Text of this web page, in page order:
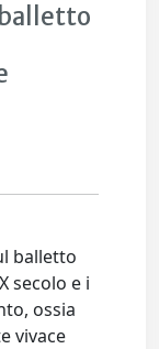
balletto
secolo e i
ossia
vivace